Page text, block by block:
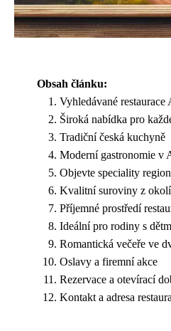
Obsah článku:
Vyhledávané restaurace
Široká nabídka pro
Tradiční česká kuchyně
Moderní gastronomie v
Objevte speciality
Kvalitní suroviny z okolí
Příjemné prostředí
Ideální pro rodiny s
Romantická večeře ve
Oslavy a firemní akce
Rezervace a otevírací
Kontakt a adresa